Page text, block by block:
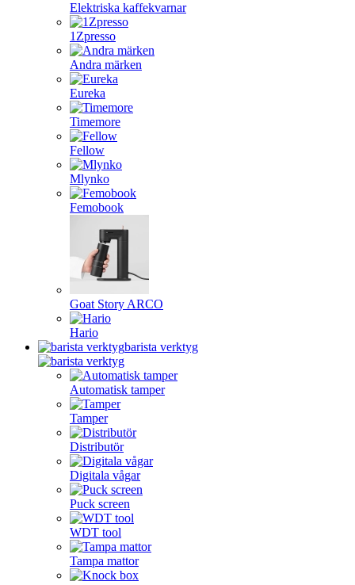
Elektriska kaffekvarnar
1Zpresso
Andra märken
Eureka
Timemore
Fellow
Mlynko
Femobook
Goat Story ARCO
Hario
barista verktyg
Automatisk tamper
Tamper
Distributör
Digitala vågar
Puck screen
WDT tool
Tampa mattor